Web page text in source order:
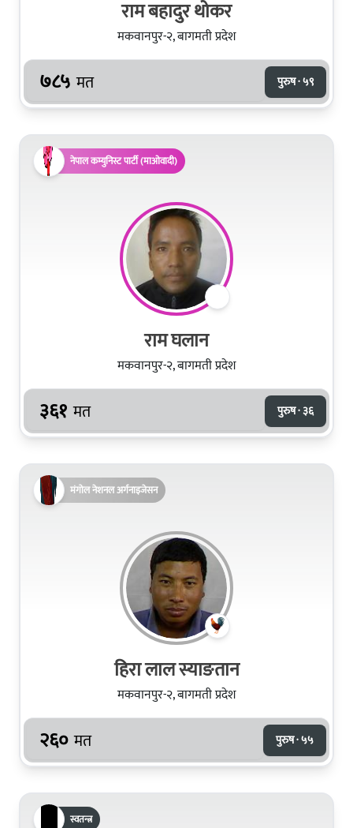
राम बहादुर थोकर
मकवानपुर-२, बागमती प्रदेश
७८५ मत पुरुष · ५९
नेपाल कम्युनिस्ट पार्टी (माओवादी)
राम घलान
मकवानपुर-२, बागमती प्रदेश
३६१ मत पुरुष · ३६
मंगोल नेशनल अर्गनाइजेसन
हिरा लाल स्याङतान
मकवानपुर-२, बागमती प्रदेश
२६० मत पुरुष · ५५
स्वतन्त्र